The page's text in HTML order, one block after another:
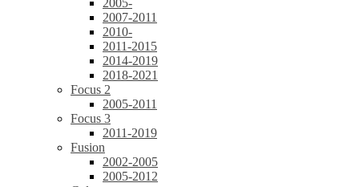
2005-
2007-2011
2010-
2011-2015
2014-2019
2018-2021
Focus 2
2005-2011
Focus 3
2011-2019
Fusion
2002-2005
2005-2012